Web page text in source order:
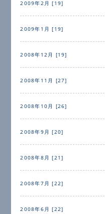
2009年2月 [19]
2009年1月 [19]
2008年12月 [19]
2008年11月 [27]
2008年10月 [26]
2008年9月 [20]
2008年8月 [21]
2008年7月 [22]
2008年6月 [22]